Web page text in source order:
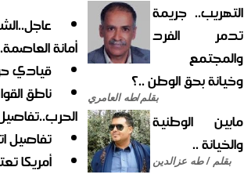
التهريب.. جريمة
تدمر الفرد
والمجتمع
وخيانة بحق الوطن ..؟
بقلم/طه العامري
مابين الوطنية
والخيانة ..
بقلم / طه عزالدين
أمانة
قيادي
ناطق
تفاصيل
أمريكا